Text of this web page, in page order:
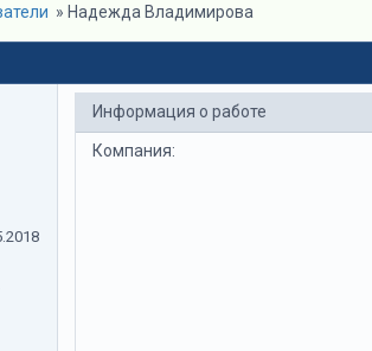
» Надежда Владимирова
Информация о работе
Компания: